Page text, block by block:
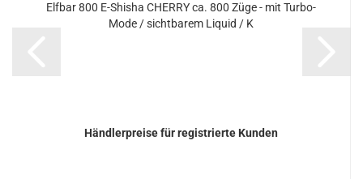
Elf­bar 800 E-​Shi­sha CHER­RY ca. 800 Züge - mit Turbo-​​
Mode / sicht­ba­rem Li­quid / K
Händlerpreise für registrierte Kunden